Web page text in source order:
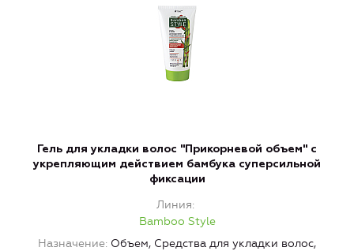
Гель для укладки волос "Прикорневой объем" с
укрепляющим действием бамбука суперсильной
фиксации
Линия
Bamboo Style
Назначение Объем, Средства для укладки волос,